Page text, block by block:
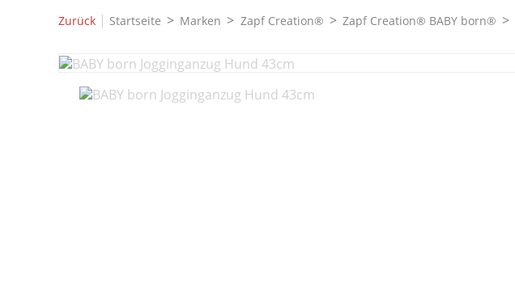
Zurück | Startseite Marken Zapf Creation® Zapf Creation® BABY born®